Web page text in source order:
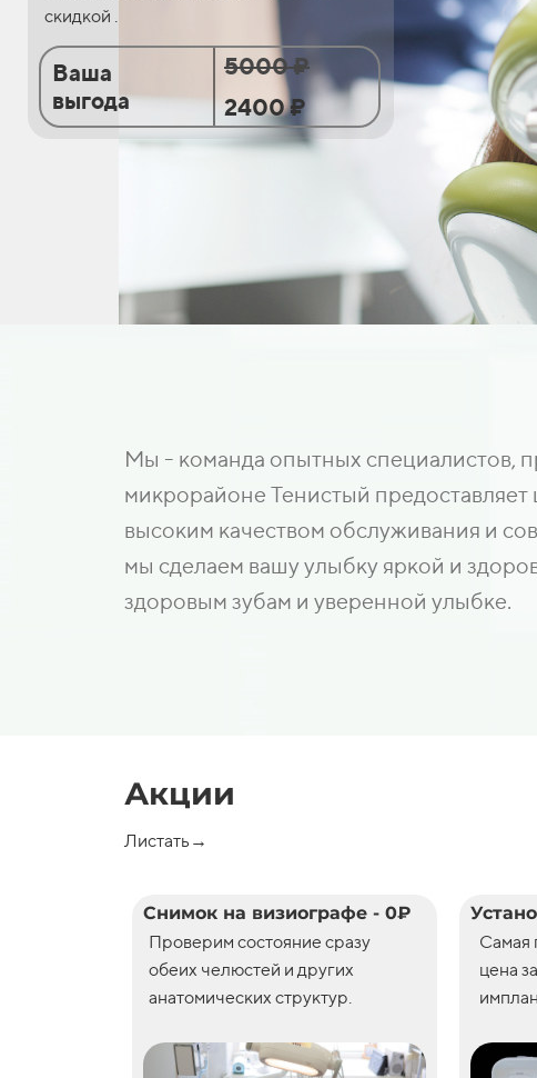
скидкой .
Ваша
выгода
5000 ₽
2400 ₽
Мы - команда опытных специалистов,
микрорайоне Тенистый
высоким качеством обслуживания и
мы сделаем вашу улыбку яркой и
здоровым зубам и уверенной улыбке.
Акции
Листать→
Снимок на визиографе - 0₽
Проверим состояние сразу
обеих челюстей и других
анатомических структур.
Самая
цена за